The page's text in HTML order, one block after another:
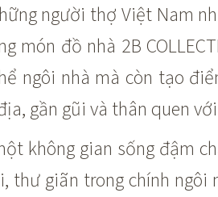
người thợ Việt Nam
đồ nhà 2B
ngôi nhà mà còn tạo
gần gũi và thân quen
không gian sống đậm
thư giãn trong chính